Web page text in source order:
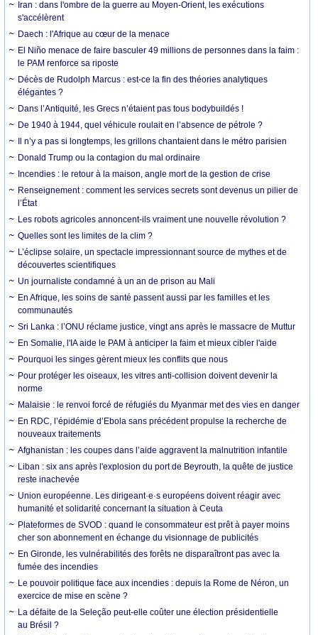
Iran : dans l'ombre de la guerre au Moyen-Orient, les exécutions
s'accélèrent
Daech : l'Afrique au cœur de la menace
El Niño menace de faire basculer 49 millions de personnes dans la faim :
le PAM renforce sa riposte
Décès de Rudolph Marcus : est-ce la fin des théories analytiques
élégantes ?
Dans l’Antiquité, les Grecs n’étaient pas tous bodybuildés !
De 1940 à 1944, quel véhicule roulait en l’absence de pétrole ?
Il n’y a pas si longtemps, les grillons chantaient dans le métro parisien
Donald Trump ou la contagion du mal ordinaire
Incendies : le retour à la maison, angle mort de la gestion de crise
Renseignement : comment les services secrets sont devenus un pilier de
l’État
Les robots agricoles annoncent-ils vraiment une nouvelle révolution ?
Quelles sont les limites de la clim ?
L’éclipse solaire, un spectacle impressionnant source de mythes et de
découvertes scientifiques
Un journaliste condamné à un an de prison au Mali
En Afrique, les soins de santé passent aussi par les familles et les
communautés
Sri Lanka : l’ONU réclame justice, vingt ans après le massacre de Muttur
En Somalie, l'IA aide le PAM à anticiper la faim et mieux cibler l'aide
Pourquoi les singes gèrent mieux les conflits que nous
Pour protéger les oiseaux, les vitres anti-collision doivent devenir la
norme
Malaisie : le renvoi forcé de réfugiés du Myanmar met des vies en danger
En RDC, l’épidémie d’Ebola sans précédent propulse la recherche de
nouveaux traitements
Afghanistan : les coupes dans l’aide aggravent la malnutrition infantile
Liban : six ans après l'explosion du port de Beyrouth, la quête de justice
reste inachevée
Union européenne. Les dirigeant·e·s européens doivent réagir avec
humanité et solidarité concernant la situation à Ceuta
Plateformes de SVOD : quand le consommateur est prêt à payer moins
cher son abonnement en échange du visionnage de publicités
En Gironde, les vulnérabilités des forêts ne disparaîtront pas avec la
fumée des incendies
Le pouvoir politique face aux incendies : depuis la Rome de Néron, un
exercice de mise en scène ?
La défaite de la Seleção peut-elle coûter une élection présidentielle
au Brésil ?